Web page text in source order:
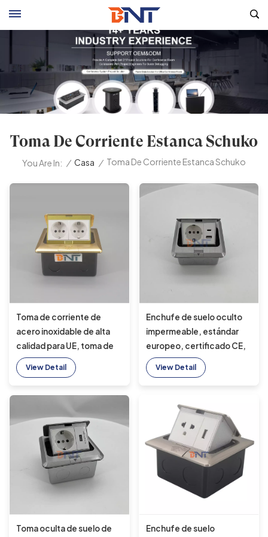
Toma De Corriente Estanca Schuko
You Are In: / Casa / Toma De Corriente Estanca Schuko
Toma de corriente de
acero inoxidable de alta
calidad para UE, toma de
corriente de 16A,
emergente oculta a
View Detail
Enchufe de suelo oculto
impermeable, estándar
europeo, certificado CE,
emergente, para cocina
View Detail
Toma oculta de suelo de
Enchufe de suelo